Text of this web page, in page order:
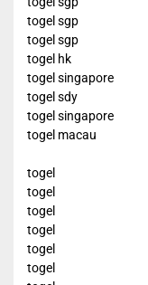
togel sgp
togel sgp
togel hk
togel singapore
togel sdy
togel singapore
togel macau
togel
togel
togel
togel
togel
togel